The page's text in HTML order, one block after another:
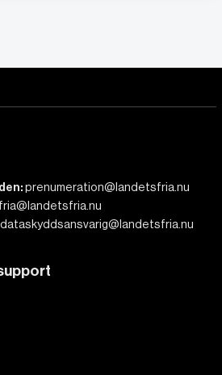
prenumeration@landetsfria.nu
dataskyddsansvarig@landetsfria.nu